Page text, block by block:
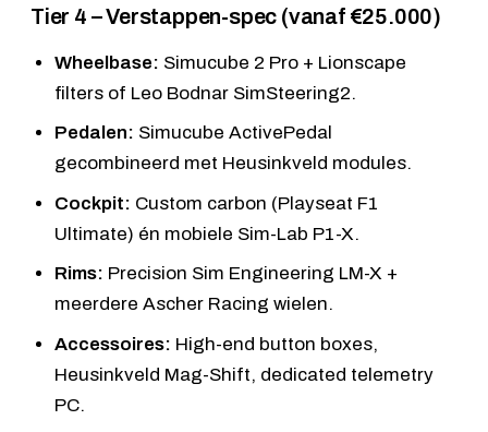
Tier 4 – Verstappen-spec (vanaf €25.000)
Wheelbase: Simucube 2 Pro + Lionscape
filters of Leo Bodnar SimSteering2.
Pedalen: Simucube ActivePedal
gecombineerd met Heusinkveld modules.
Cockpit: Custom carbon (Playseat F1
Ultimate) én mobiele Sim-Lab P1-X.
Rims: Precision Sim Engineering LM-X +
meerdere Ascher Racing wielen.
Accessoires: High-end button boxes,
Heusinkveld Mag-Shift, dedicated telemetry
PC.